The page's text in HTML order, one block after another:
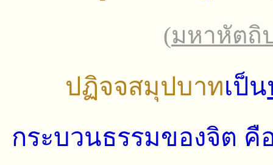
(มหาหัตถิ
ปฏิจจสมุปบาทเป็น
กระบวนธรรมของจิต คื